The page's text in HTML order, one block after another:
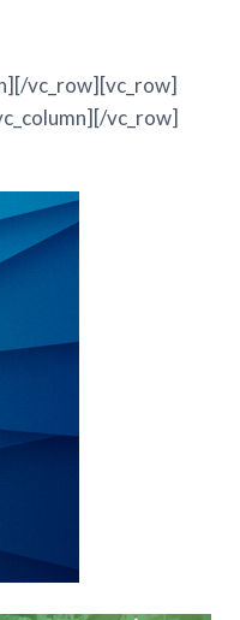
vc_row][vc_row]
vc_row]